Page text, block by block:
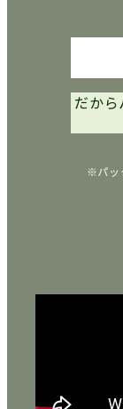
だから
※パッ